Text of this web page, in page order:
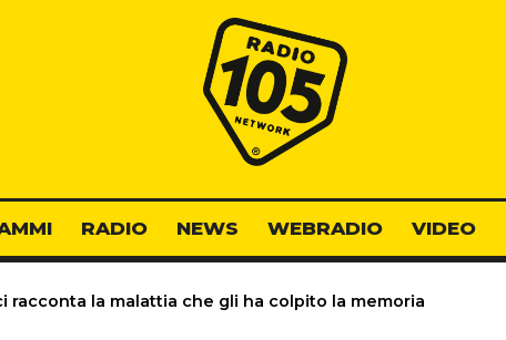
Radio 105
RADIO NEWS WEBRADIO VIDEO
racconta la malattia che gli ha colpito la memoria